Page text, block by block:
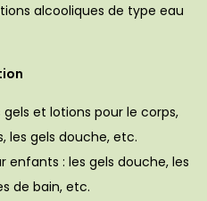
alcooliques de type eau
et lotions pour le corps,
les gels douche, etc.
: les gels douche, les
de bain, etc.